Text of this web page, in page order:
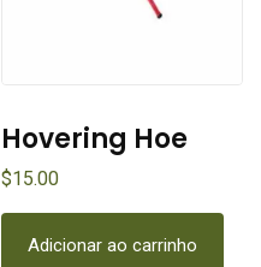
Hovering Hoe
$15.00
Adicionar ao carrinho